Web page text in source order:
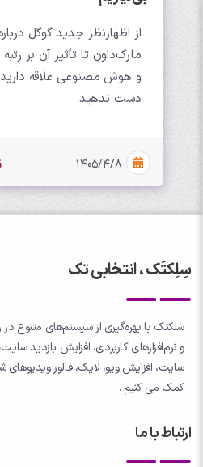
از اظهارنظر جدید گوگل
مارک‌داون تا تأثیر آن بر
و هوش مصنوعی علاقه
دست ندهید.
۱۴۰۵/۴/۸
سِلِکتَک ، انتخابی تک
سلکتک با بهره‌گیری از سیستم‌های متنوع
و نرم‌افزارهای کاربردی، افزایش بازدید
سایت، افزایش ویو، لایک، فالور
کمک می کنیم .
ارتباط با ما